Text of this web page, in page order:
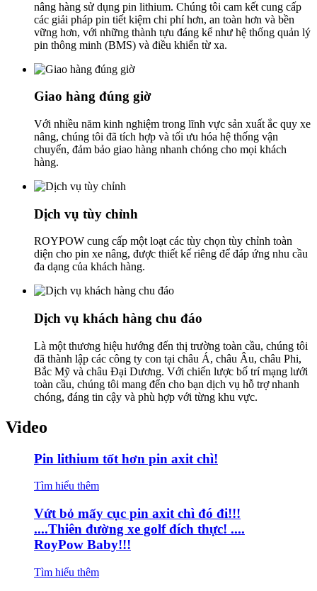
nâng hàng sử dụng pin lithium. Chúng tôi cam kết cung cấp
các giải pháp pin tiết kiệm chi phí hơn, an toàn hơn và bền
vững hơn, với những thành tựu đáng kể như hệ thống quản lý
pin thông minh (BMS) và điều khiển từ xa.
Giao hàng đúng giờ
Với nhiều năm kinh nghiệm trong lĩnh vực sản xuất ắc quy xe
nâng, chúng tôi đã tích hợp và tối ưu hóa hệ thống vận
chuyển, đảm bảo giao hàng nhanh chóng cho mọi khách
hàng.
Dịch vụ tùy chỉnh
ROYPOW cung cấp một loạt các tùy chọn tùy chỉnh toàn
diện cho pin xe nâng, được thiết kế riêng để đáp ứng nhu cầu
đa dạng của khách hàng.
Dịch vụ khách hàng chu đáo
Là một thương hiệu hướng đến thị trường toàn cầu, chúng tôi
đã thành lập các công ty con tại châu Á, châu Âu, châu Phi,
Bắc Mỹ và châu Đại Dương. Với chiến lược bố trí mạng lưới
toàn cầu, chúng tôi mang đến cho bạn dịch vụ hỗ trợ nhanh
chóng, đáng tin cậy và phù hợp với từng khu vực.
Video
Pin lithium tốt hơn pin axit chì!
Tìm hiểu thêm
Vứt bỏ mấy cục pin axit chì đó đi!!!
....Thiên đường xe golf đích thực! ....
RoyPow Baby!!!
Tìm hiểu thêm